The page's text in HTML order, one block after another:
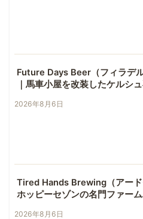
Future Days Beer（フィラデ
｜馬車小屋を改装したケルシ
2026年8月6日
Tired Hands Brewing（アード
ホッピーセゾンの名門ファー
2026年8月6日